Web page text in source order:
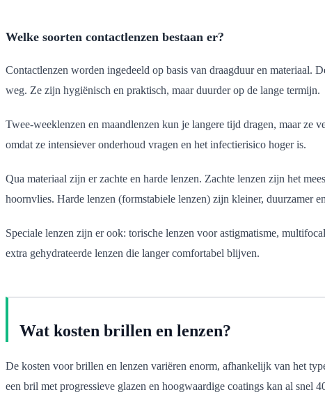
Welke soorten contactlenzen bestaan er?
Contactlenzen worden ingedeeld op basis van draagduur en materiaal.
weg. Ze zijn hygiënisch en praktisch, maar duurder op de lange termijn.
Twee-weeklenzen en maandlenzen kun je langere tijd dragen, maar ze
omdat ze intensiever onderhoud vragen en het infectierisico hoger is.
Qua materiaal zijn er zachte en harde lenzen. Zachte lenzen zijn het
hoornvlies. Harde lenzen (formstabiele lenzen) zijn kleiner, duurzamer
Speciale lenzen zijn er ook: torische lenzen voor astigmatisme,
extra gehydrateerde lenzen die langer comfortabel blijven.
Wat kosten brillen en lenzen?
De kosten voor brillen en lenzen variëren enorm, afhankelijk van het
een bril met progressieve glazen en hoogwaardige coatings kan al snel